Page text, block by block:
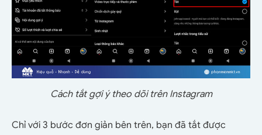
Cách tắt gợi ý theo dõi trên Instagram
Chỉ với 3 bước đơn giản bên trên, bạn đã tắt được